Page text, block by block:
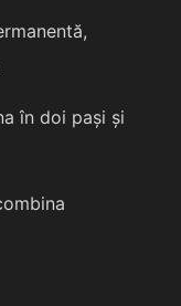
în doi pași și